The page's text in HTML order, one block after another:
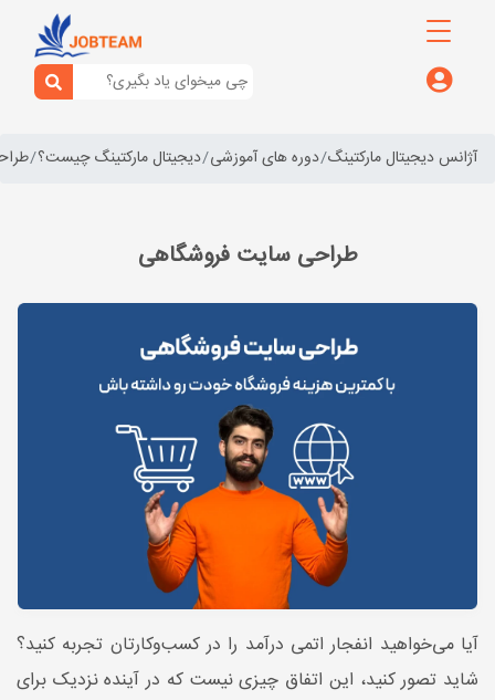
آژانس دیجیتال مارکتینگ دوره های آموزشی دیجیتال مارکتینگ چیست؟
طراحی سایت فروشگاهی
آیا می‌خواهید انفجار اتمی درآمد را در کسب‌وکارتان تجربه کنید؟
شاید تصور کنید، این اتفاق چیزی نیست که در آینده نزدیک برای